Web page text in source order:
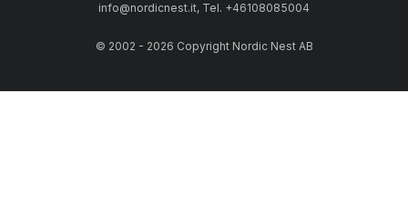
info@nordicnest.it, Tel. +46108085004
© 2002 - 2026 Copyright Nordic Nest AB